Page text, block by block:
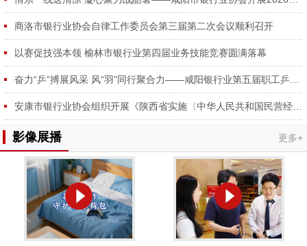
商洛市银行业协会自律工作委员会第三届第二次会议顺利召开
以赛促技强本领 榆林市银行业第四届业务技能竞赛圆满落幕
影像展播 更多+